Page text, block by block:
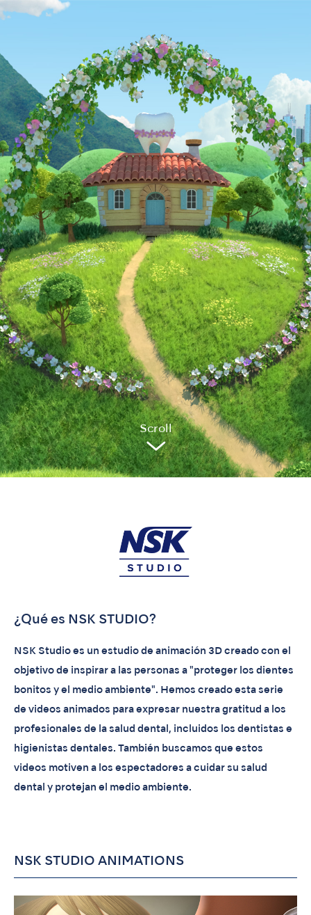
Scroll
¿Qué es NSK STUDIO?
NSK Studio es un estudio de animación 3D creado con el
objetivo de inspirar a las personas a "proteger los dientes
bonitos y el medio ambiente". Hemos creado esta serie
de videos animados para expresar nuestra gratitud a los
profesionales de la salud dental, incluidos los dentistas e
higienistas dentales. También buscamos que estos
videos motiven a los espectadores a cuidar su salud
dental y protejan el medio ambiente.
NSK STUDIO ANIMATIONS